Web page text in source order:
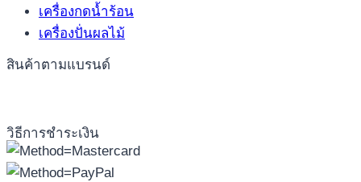
เครื่องกดน้ำร้อน
เครื่องปั่นผลไม้
สินค้าตามแบรนด์
วิธีการชำระเงิน